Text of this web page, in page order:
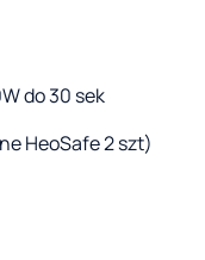
do 30 sek
HeoSafe 2 szt)